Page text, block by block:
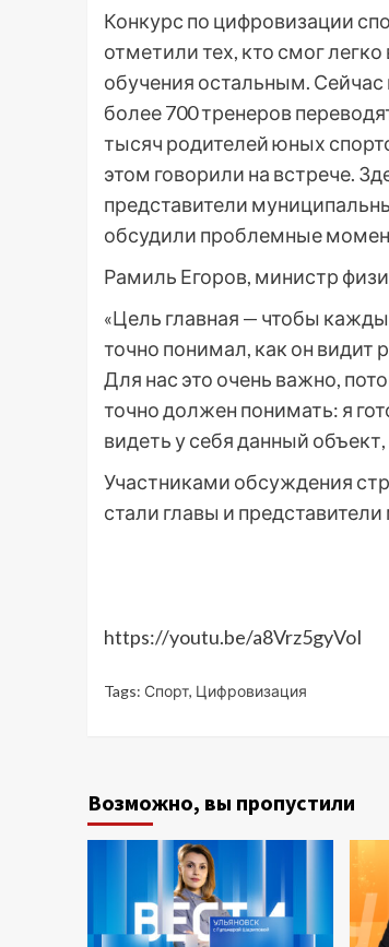
Конкурс по цифровизации
отметили тех, кто смог
обучения остальным. Сейчас
более 700 тренеров
тысяч родителей юных
этом говорили на встрече.
представители
обсудили проблемные
Рамиль Егоров, министр
«Цель главная — чтобы
точно понимал, как он видит
Для нас это очень важно,
точно должен понимать: я
видеть у себя данный
Участниками обсуждения
стали главы и
https://youtu.be/a8Vrz5gyVoI
Tags: Спорт, Цифровизация
Возможно, вы пропустили